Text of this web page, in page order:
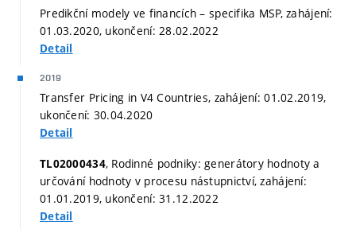
Predikční modely ve financích – specifika MSP, zahájení:
01.03.2020, ukončení: 28.02.2022
Detail
2019
Transfer Pricing in V4 Countries, zahájení: 01.02.2019,
ukončení: 30.04.2020
Detail
TL02000434, Rodinné podniky: generátory hodnoty a
určování hodnoty v procesu nástupnictví, zahájení:
01.01.2019, ukončení: 31.12.2022
Detail